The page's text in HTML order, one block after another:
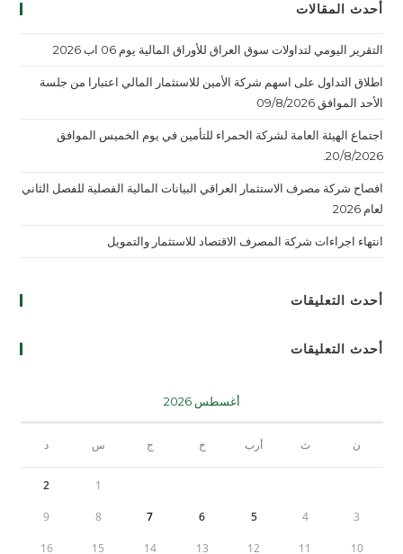
أحدث المقالات
التقرير اليومي لتداولات سوق العراق للأوراق المالية يوم 06 اب 2026
اطلاق التداول على اسهم شركة الأمين للاستثمار المالي اعتبارا من جلسة
الأحد الموافق 09/8/2026
اجتماع الهيئة العامة لشركة الحمراء للتأمين في يوم الخميس الموافق
20/8/2026.
افصاح شركة مصرف الاستثمار العراقي البيانات المالية الفصلية للفصل الثاني
لعام 2026
انتهاء اجراءات شركة المصرف الاقتصاد للاستثمار والتمويل
أحدث التعليقات
أحدث التعليقات
أغسطس 2026
ن ث أرب خ ج س د
1
2
3
4
5
6
7
8
9
10
11
12
13
14
15
16